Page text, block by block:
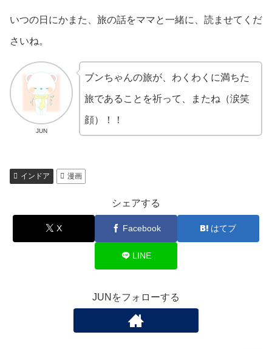
いつの日にかまた、旅の話をママと一緒に、読ませてくだ
さいね。
JUN
ブンちゃんの旅が、わくわくに満ちた
旅であることを祈って、またね（涙笑
顔）！！
インドア 漫画
シェアする
X Facebook はてブ
LINE
JUNをフォローする